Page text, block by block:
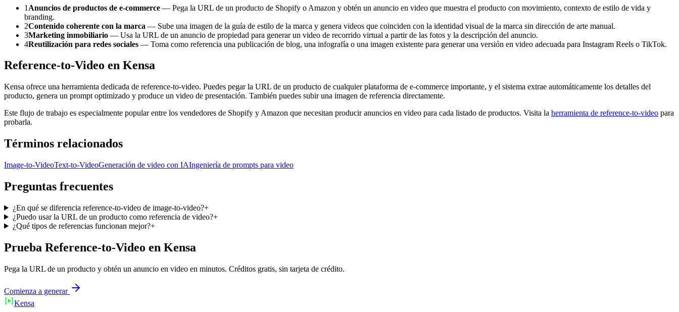
1 Anuncios de productos de e-commerce — Pega la URL de un producto de Shopify o Amazon y obtén un anuncio en video que muestra el producto con movimiento, contexto de estilo de vida y
branding.
2Contenido coherente con la marca — Sube una imagen de la guía de estilo de la marca y genera videos que coinciden con la identidad visual de la marca sin dirección de arte manual.
3Marketing inmobiliario — Usa la URL de un anuncio de propiedad para generar un video de recorrido virtual a partir de las fotos y la descripción del anuncio.
4Reutilización para redes sociales — Toma como referencia una publicación de blog, una infografía o una imagen existente para generar una versión en video adecuada para Instagram Reels o TikTok.
Reference-to-Video en Kensa
Kensa ofrece una herramienta dedicada de reference-to-video. Puedes pegar la URL de un producto de cualquier plataforma de e-commerce importante, y el sistema extrae automáticamente los detalles del
producto, genera un prompt optimizado y produce un video de presentación. También puedes subir una imagen de referencia directamente.
Este flujo de trabajo es especialmente popular entre los vendedores de Shopify y Amazon que necesitan producir anuncios en video para cada listado de productos. Visita la herramienta de reference-to-video para
probarla.
Términos relacionados
Image-to-VideoText-to-VideoGeneración de video con IAIngeniería de prompts para video
Preguntas frecuentes
¿En qué se diferencia reference-to-video de image-to-video?+
¿Puedo usar la URL de un producto como referencia de video?+
¿Qué tipos de referencias funcionan mejor?+
Prueba Reference-to-Video en Kensa
Pega la URL de un producto y obtén un anuncio en video en minutos. Créditos gratis, sin tarjeta de crédito.
Comienza a generar
Kensa